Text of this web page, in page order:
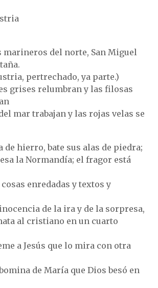
marineros del norte, San Miguel
pertrechado, ya parte.)
grises relumbran y las filosas
mar trabajan y las rojas velas se
de hierro, bate sus alas de piedra;
la Normandía; el fragor está
enredadas y textos y
de la ira y de la sorpresa,
al cristiano en un cuarto
a Jesús que lo mira con otra
de María que Dios besó en